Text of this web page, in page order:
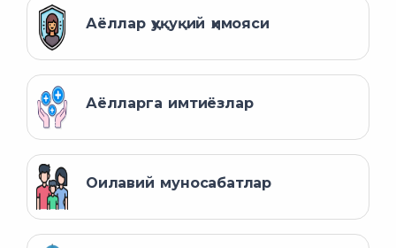
Аёллар ҳуқуқий ҳимояси
Аёлларга имтиёзлар
Оилавий муносабатлар